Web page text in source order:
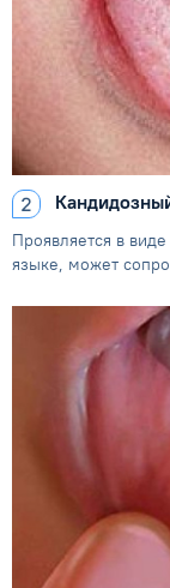
Проявляется в
языке, может